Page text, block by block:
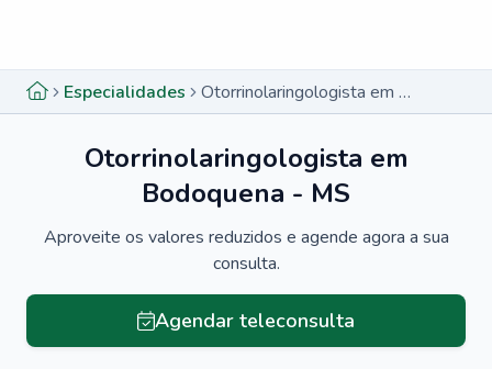
Especialidades Otorrinolaringologista em Bodoquena - MS
Otorrinolaringologista em
Bodoquena - MS
Aproveite os valores reduzidos e agende agora a sua
consulta.
Agendar teleconsulta